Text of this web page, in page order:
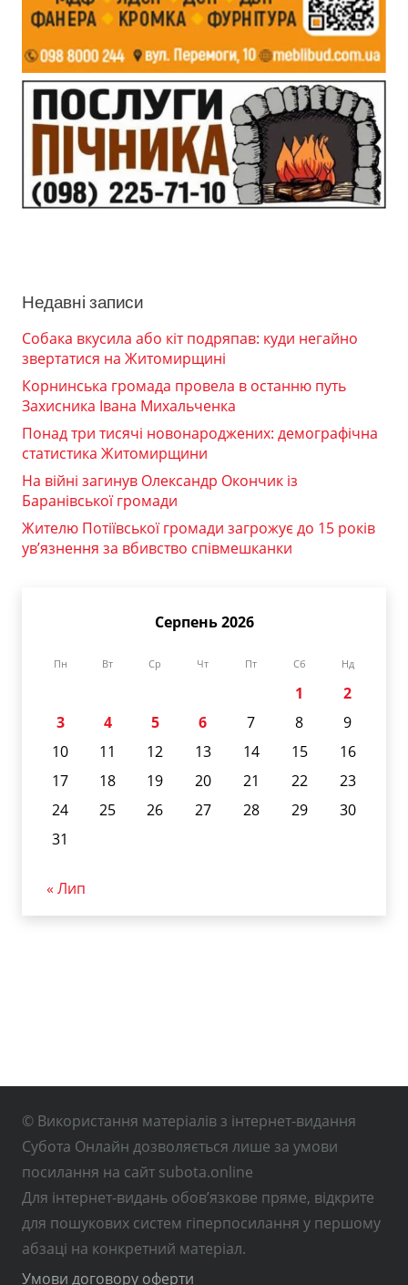
Недавні записи
Собака вкусила або кіт подряпав: куди негайно
звертатися на Житомирщині
Корнинська громада провела в останню путь
Захисника Івана Михальченка
Понад три тисячі новонароджених: демографічна
статистика Житомирщини
На війні загинув Олександр Окончик із
Баранівської громади
Жителю Потіївської громади загрожує до 15 років
ув’язнення за вбивство співмешканки
Серпень 2026
Пн Вт Ср Чт Пт Сб Нд
1
2
3
4 5 6 7 8
9
10
11 12 13 14 15
16
17
18 19 20 21 22
23
24
25 26 27 28 29
30
31
« Лип
© Використання матеріалів з інтернет-видання
Субота Онлайн дозволяється лише за умови
посилання на сайт subota.online
Для інтернет-видань обов’язкове пряме, відкрите
для пошукових систем гіперпосилання у першому
абзаці на конкретний матеріал.
Умови договору оферти